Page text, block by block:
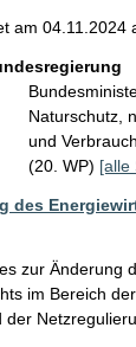
am 04.11.2024
Naturschutz,
und
(20. WP) [alle
des
zur Änderung
im Bereich
der